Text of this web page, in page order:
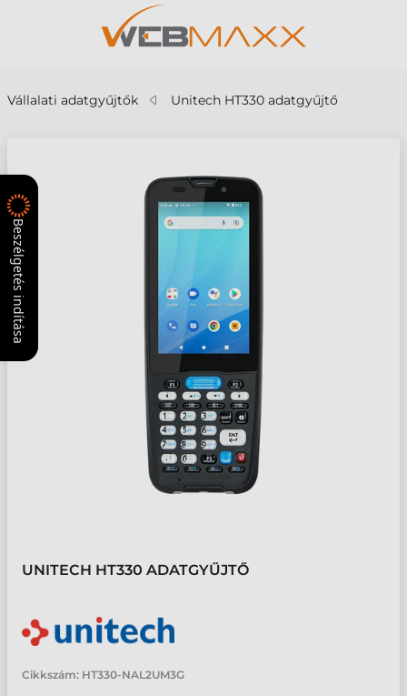
Vállalati adatgyűjtők Unitech HT330 adatgyűjtő
UNITECH HT330 ADATGYŰJTŐ
Cikkszám: HT330-NAL2UM3G
Beszélgetés indítása